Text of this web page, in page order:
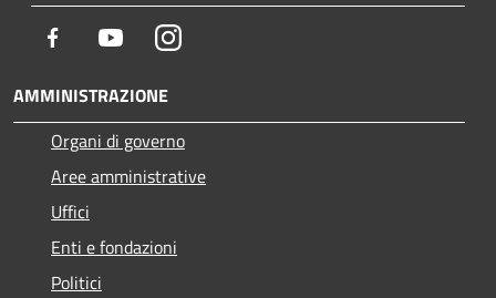
Facebook YoutubeInstagram
AMMINISTRAZIONE
Organi di governo
Aree amministrative
Uffici
Enti e fondazioni
Politici